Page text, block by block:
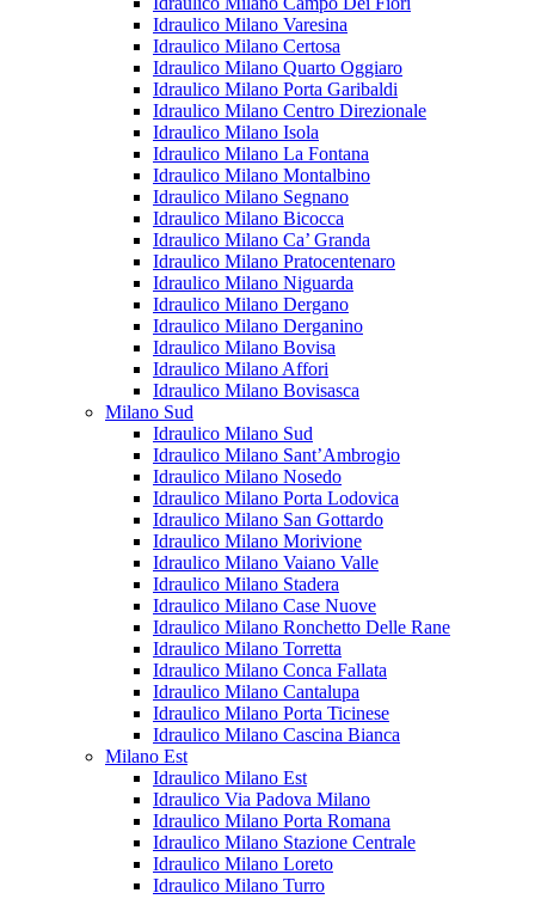
Idraulico Milano Varesina
Idraulico Milano Certosa
Idraulico Milano Quarto Oggiaro
Idraulico Milano Porta Garibaldi
Idraulico Milano Centro Direzionale
Idraulico Milano Isola
Idraulico Milano La Fontana
Idraulico Milano Montalbino
Idraulico Milano Segnano
Idraulico Milano Bicocca
Idraulico Milano Ca’ Granda
Idraulico Milano Pratocentenaro
Idraulico Milano Niguarda
Idraulico Milano Dergano
Idraulico Milano Derganino
Idraulico Milano Bovisa
Idraulico Milano Affori
Idraulico Milano Bovisasca
Milano Sud
Idraulico Milano Sud
Idraulico Milano Sant’Ambrogio
Idraulico Milano Nosedo
Idraulico Milano Porta Lodovica
Idraulico Milano San Gottardo
Idraulico Milano Morivione
Idraulico Milano Vaiano Valle
Idraulico Milano Stadera
Idraulico Milano Case Nuove
Idraulico Milano Ronchetto Delle Rane
Idraulico Milano Torretta
Idraulico Milano Conca Fallata
Idraulico Milano Cantalupa
Idraulico Milano Porta Ticinese
Idraulico Milano Cascina Bianca
Milano Est
Idraulico Milano Est
Idraulico Via Padova Milano
Idraulico Milano Porta Romana
Idraulico Milano Stazione Centrale
Idraulico Milano Loreto
Idraulico Milano Turro